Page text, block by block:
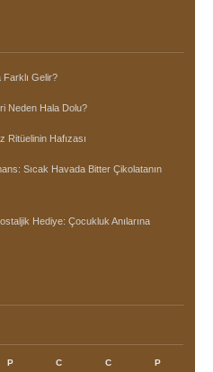
Farklı Gelir?
Neden Hala Dolu?
Ritüelinin Hafızası
Sıcak Havada Bitter Çikolatanın
Hediye: Çocukluk Anılarına
P C C P